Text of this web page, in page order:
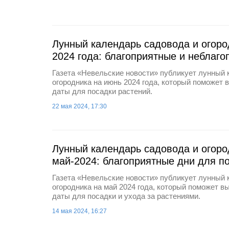
Лунный календарь садовода и
2024 года: благоприятные и
Газета «Невельские новости» публикует
огородника на июнь 2024 года, который поможет
даты для посадки растений.
22 мая 2024, 17:30
Лунный календарь садовода и
май-2024: благоприятные дни для
Газета «Невельские новости» публикует
огородника на май 2024 года, который поможет
даты для посадки и ухода за растениями.
14 мая 2024, 16:27